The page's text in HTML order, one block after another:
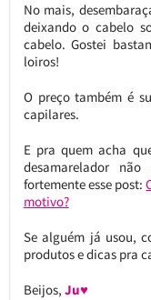
No mais,
deixando o cabelo
cabelo. Gostei
loiros!
O preço também é
capilares.
E pra quem acha
desamarelador
fortemente esse post:
motivo?
Se alguém já usou,
produtos e dicas pra
Beijos, Ju♥